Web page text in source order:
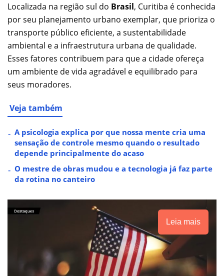
Localizada na região sul do Brasil, Curitiba é conhecida
por seu planejamento urbano exemplar, que prioriza o
transporte público eficiente, a sustentabilidade
ambiental e a infraestrutura urbana de qualidade.
Esses fatores contribuem para que a cidade ofereça
um ambiente de vida agradável e equilibrado para
seus moradores.
Veja também
A psicologia explica por que nossa mente cria uma
sensação de controle mesmo quando o resultado
depende principalmente do acaso
O mestre de obras mudou e a tecnologia já faz parte
da rotina no canteiro
Leia mais